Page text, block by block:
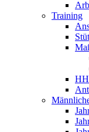
Training